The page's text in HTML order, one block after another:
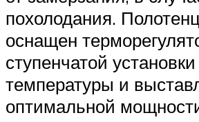
похолодания.
оснащен
ступенчатой установки
температуры и
оптимальной